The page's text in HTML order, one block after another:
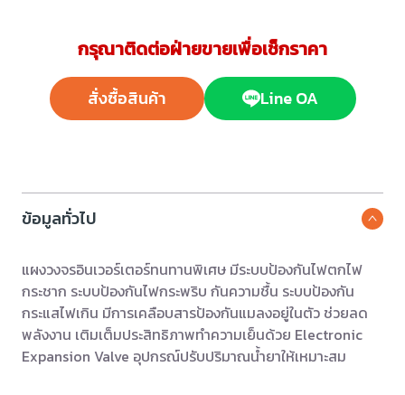
กรุณาติดต่อฝ่ายขายเพื่อเช็กราคา
สั่งซื้อสินค้า Line OA
ข้อมูลทั่วไป
แผงวงจรอินเวอร์เตอร์ทนทานพิเศษ มีระบบป้องกันไฟตกไฟ
กระชาก ระบบป้องกันไฟกระพริบ กันความชื้น ระบบป้องกัน
กระแสไฟเกิน มีการเคลือบสารป้องกันแมลงอยู่ในตัว ช่วยลด
พลังงาน เติมเต็มประสิทธิภาพทำความเย็นด้วย Electronic
Expansion Valve อุปกรณ์ปรับปริมาณน้ำยาให้เหมาะสม